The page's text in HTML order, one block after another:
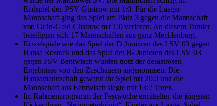
Endspiel den PSV Güstrow mit 1:0. Für die Laager
Mannschaft ging das Spiel um Platz 3 gegen die Mannschaft
von Grün-Gold Güstrow mit 1:0 verloren. An diesem Turnier
beteiligten sich 17 Mannschaften aus ganz Mecklenburg.
Einzelspiele wie das Spiel der D-Junioren des LSV 03 gegen
Hansa Rostock und das Spiel der B- Junioren des LSV 03
gegen FSV Bentwisch wurden trotz der desaströsen
Ergebnisse von den Zuschauern angenommen. Die
Hansamannschaft gewann ihr Spiel mit 20:0 und die
Mannschaft aus Bentwisch siegte mit 13:2 Toren.
Im Rahmenprogramm der Festwoche ermittelten die jüngsten